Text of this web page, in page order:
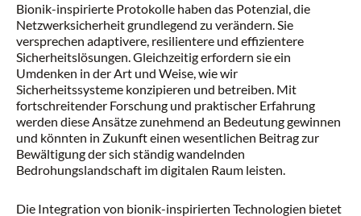
Bionik-inspirierte Protokolle haben das Potenzial, die
Netzwerksicherheit grundlegend zu verändern. Sie
versprechen adaptivere, resilientere und effizientere
Sicherheitslösungen. Gleichzeitig erfordern sie ein
Umdenken in der Art und Weise, wie wir
Sicherheitssysteme konzipieren und betreiben. Mit
fortschreitender Forschung und praktischer Erfahrung
werden diese Ansätze zunehmend an Bedeutung gewinnen
und könnten in Zukunft einen wesentlichen Beitrag zur
Bewältigung der sich ständig wandelnden
Bedrohungslandschaft im digitalen Raum leisten.
Die Integration von bionik-inspirierten Technologien bietet